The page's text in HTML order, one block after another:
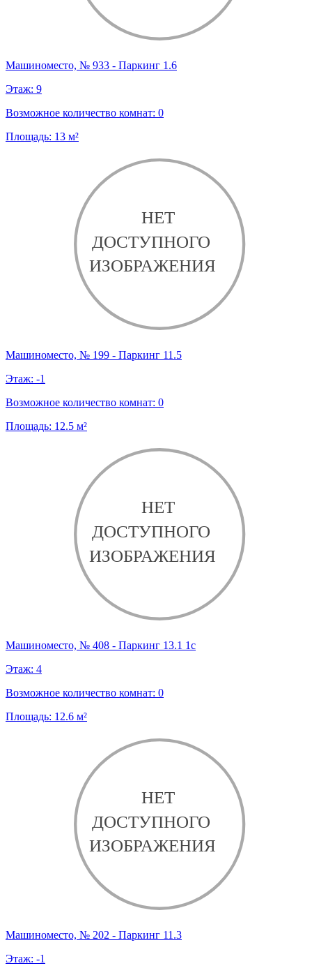
Машиноместо, № 933 - Паркинг 1.6
Этаж: 9
Возможное количество комнат: 0
Площадь: 13 м²
Машиноместо, № 199 - Паркинг 11.5
Этаж: -1
Возможное количество комнат: 0
Площадь: 12.5 м²
Машиноместо, № 408 - Паркинг 13.1 1с
Этаж: 4
Возможное количество комнат: 0
Площадь: 12.6 м²
Машиноместо, № 202 - Паркинг 11.3
Этаж: -1